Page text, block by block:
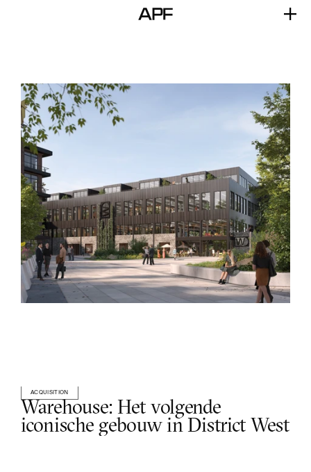
ACQUISITION
Warehouse: Het volgende
iconische gebouw in District West